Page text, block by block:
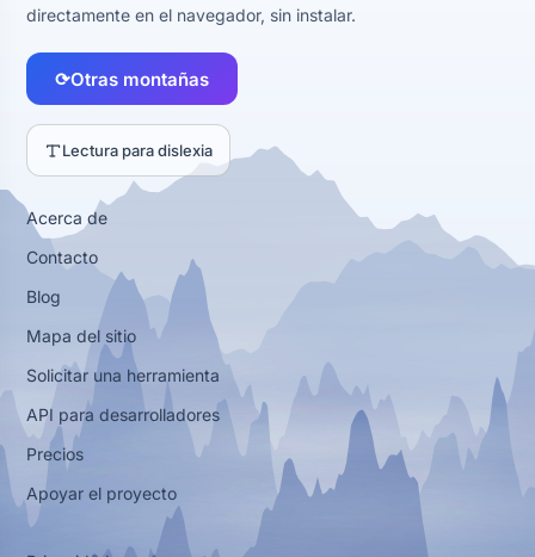
directamente en el navegador, sin instalar.
⟳Otras montañas
Lectura para dislexia
Acerca de
Contacto
Blog
Mapa del sitio
Solicitar una herramienta
API para desarrolladores
Precios
Apoyar el proyecto